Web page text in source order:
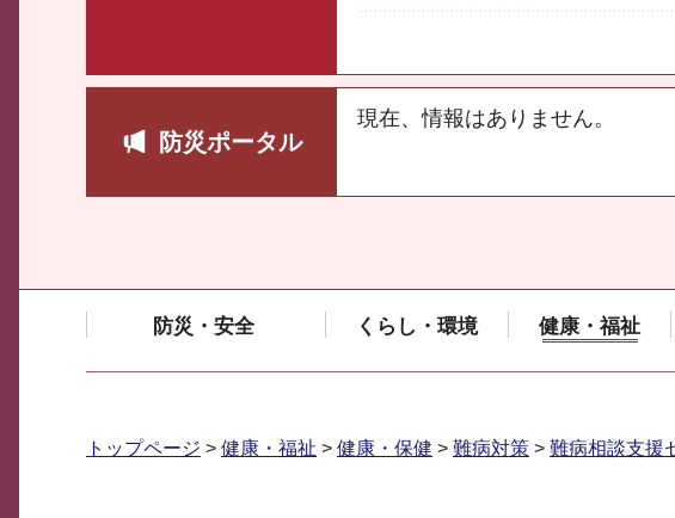
防災ポータル
現在、情報はありません。
防災・安全 くらし・環境 健康・福祉
トップページ > 健康・福祉 > 健康・保健 > 難病対策 > 難病相談支援